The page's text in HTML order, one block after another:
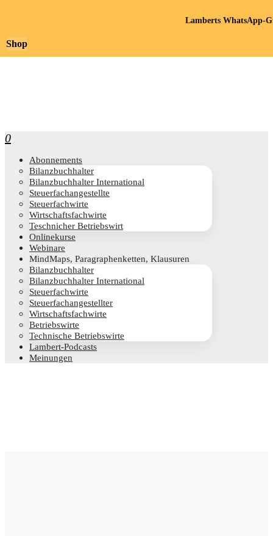
0
Abon­ne­ments
Bilanz­buch­hal­ter
Bilanz­buch­hal­ter International
Steu­er­fach­an­ge­stell­te
Steu­er­fach­wir­te
Wirt­schafts­fach­wir­te
Teschni­cher Betriebswirt
Online­kur­se
Web­i­na­re
Mind­Maps, Para­gra­phen­ket­ten, Klausuren
Bilanz­buch­hal­ter
Bilanz­buch­hal­ter International
Steu­er­fach­wir­te
Steu­er­fach­an­ge­stell­ter
Wirt­schafts­fach­wir­te
Betriebs­wir­te
Tech­ni­sche Betriebswirte
Lam­­bert-Pod­­casts
Mei­nun­gen
Shop
Lamberts WhatsApp-